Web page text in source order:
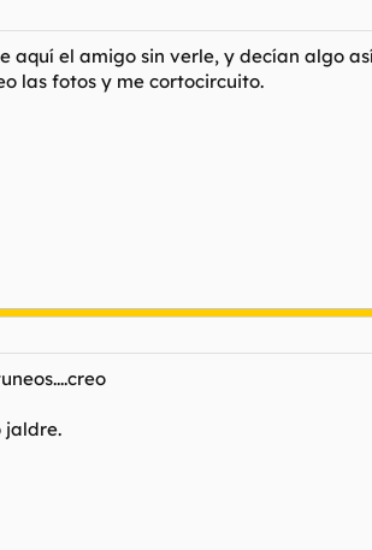
aquí el amigo sin verle, y decían algo
las fotos y me cortocircuito.
jaldre.